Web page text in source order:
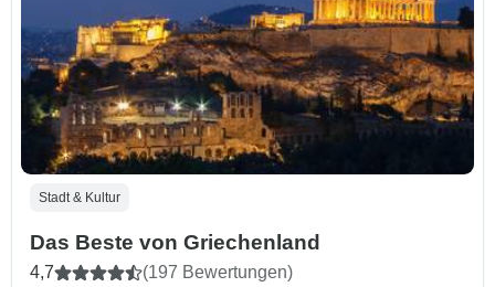
Stadt & Kultur
Das Beste von Griechenland
4,7 (197 Bewertungen)